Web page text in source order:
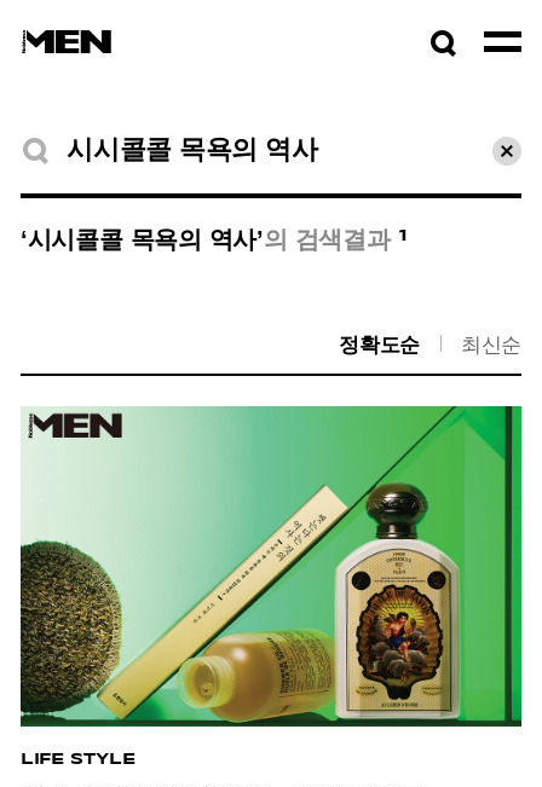
검색결과
초기
‘시시콜콜 목욕의 역사’의 검색결과 1
정확도순 최신순
LIFE STYLE